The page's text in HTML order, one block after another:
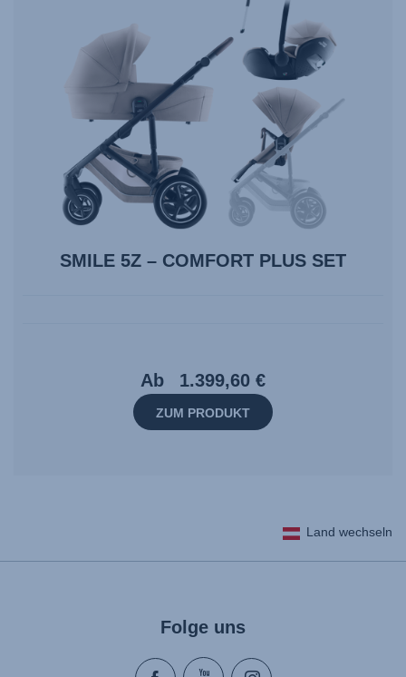
SMILE 5Z – COMFORT PLUS SET
Ab 1.399,60 €
ZUM PRODUKT
Land wechseln
Folge uns